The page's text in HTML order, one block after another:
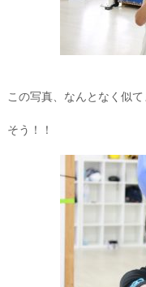
この写真、なんとなく似て
そう！！